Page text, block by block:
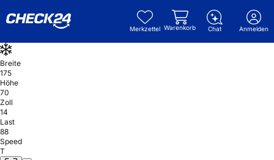
Merkzettel Warenkorb Chat Anmelden
Breite
175
Höhe
70
Zoll
14
Last
88
Speed
T